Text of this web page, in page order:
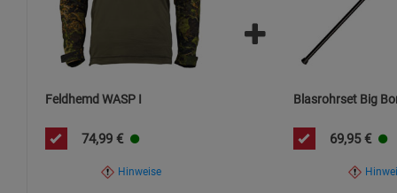
Feldhemd WASP I
74,99 €
Hinweise
Blasrohrset Big
69,95 €